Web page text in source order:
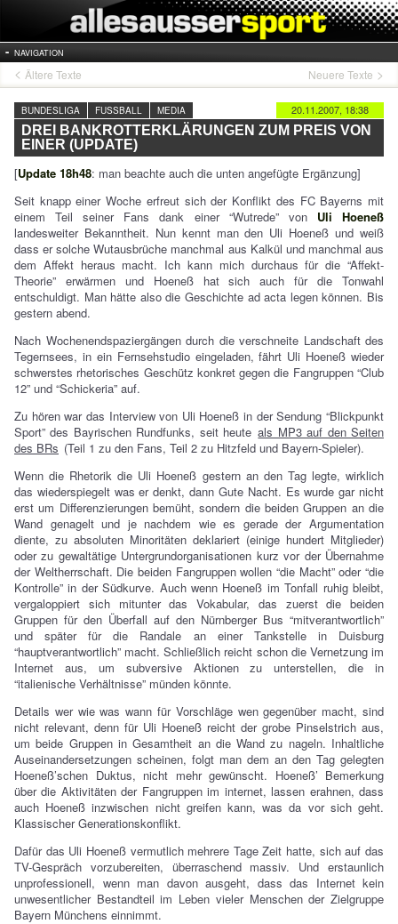
NAVIGATION
Ältere Texte Neuere Texte
20.11.2007, 18:38
BUNDESLIGA FUSSBALL MEDIA
DREI BANKROTTERKLÄRUNGEN ZUM PREIS VON
EINER (UPDATE)
[Update 18h48: man beachte auch die unten angefügte Ergänzung]
Seit knapp einer Woche erfreut sich der Konflikt des FC Bayerns mit
einem Teil seiner Fans dank einer “Wutrede” von Uli Hoeneß
landesweiter Bekanntheit. Nun kennt man den Uli Hoeneß und weiß
dass er solche Wutausbrüche manchmal aus Kalkül und manchmal aus
dem Affekt heraus macht. Ich kann mich durchaus für die “Affekt-
Theorie” erwärmen und Hoeneß hat sich auch für die Tonwahl
entschuldigt. Man hätte also die Geschichte ad acta legen können. Bis
gestern abend.
Nach Wochenendspaziergängen durch die verschneite Landschaft des
Tegernsees, in ein Fernsehstudio eingeladen, fährt Uli Hoeneß wieder
schwerstes rhetorisches Geschütz konkret gegen die Fangruppen “Club
12” und “Schickeria” auf.
Zu hören war das Interview von Uli Hoeneß in der Sendung “Blickpunkt
Sport” des Bayrischen Rundfunks, seit heute als MP3 auf den Seiten
des BRs (Teil 1 zu den Fans, Teil 2 zu Hitzfeld und Bayern-Spieler).
Wenn die Rhetorik die Uli Hoeneß gestern an den Tag legte, wirklich
das wiederspiegelt was er denkt, dann Gute Nacht. Es wurde gar nicht
erst um Differenzierungen bemüht, sondern die beiden Gruppen an die
Wand genagelt und je nachdem wie es gerade der Argumentation
diente, zu absoluten Minoritäten deklariert (einige hundert Mitglieder)
oder zu gewaltätige Untergrundorganisationen kurz vor der Übernahme
der Weltherrschaft. Die beiden Fangruppen wollen “die Macht” oder “die
Kontrolle” in der Südkurve. Auch wenn Hoeneß im Tonfall ruhig bleibt,
vergaloppiert sich mitunter das Vokabular, das zuerst die beiden
Gruppen für den Überfall auf den Nürnberger Bus “mitverantwortlich”
und später für die Randale an einer Tankstelle in Duisburg
“hauptverantwortlich” macht. Schließlich reicht schon die Vernetzung im
Internet aus, um subversive Aktionen zu unterstellen, die in
“italienische Verhältnisse” münden könnte.
Details wer wie was wann für Vorschläge wen gegenüber macht, sind
nicht relevant, denn für Uli Hoeneß reicht der grobe Pinselstrich aus,
um beide Gruppen in Gesamtheit an die Wand zu nageln. Inhaltliche
Auseinandersetzungen scheinen, folgt man dem an den Tag gelegten
Hoeneß’schen Duktus, nicht mehr gewünscht. Hoeneß’ Bemerkung
über die Aktivitäten der Fangruppen im internet, lassen erahnen, dass
auch Hoeneß inzwischen nicht greifen kann, was da vor sich geht.
Klassischer Generationskonflikt.
Dafür das Uli Hoeneß vermutlich mehrere Tage Zeit hatte, sich auf das
TV-Gespräch vorzubereiten, überraschend massiv. Und erstaunlich
unprofessionell, wenn man davon ausgeht, dass das Internet kein
unwesentlicher Bestandteil im Leben vieler Menschen der Zielgruppe
Bayern Münchens einnimmt.